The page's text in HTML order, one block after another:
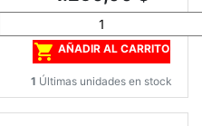
 AÑADIR AL CARRITO
1 Últimas unidades en stock